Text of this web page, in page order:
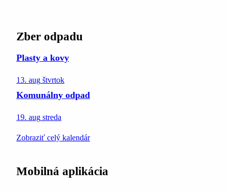
Zber odpadu
Plasty a kovy
13. aug štvrtok
Komunálny odpad
19. aug streda
Zobraziť celý kalendár
Mobilná aplikácia